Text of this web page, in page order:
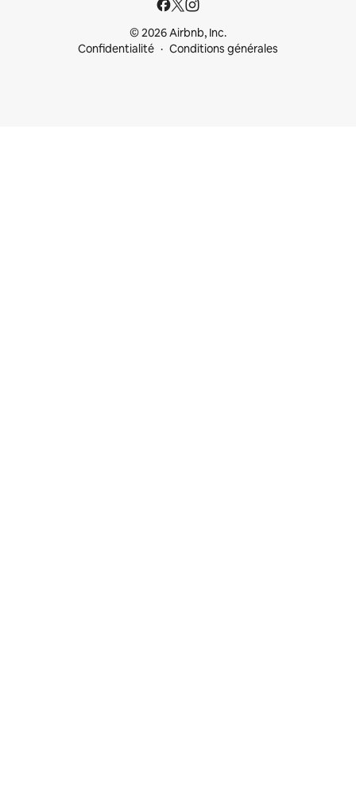
© 2026 Airbnb, Inc.
Confidentialité
Conditions générales